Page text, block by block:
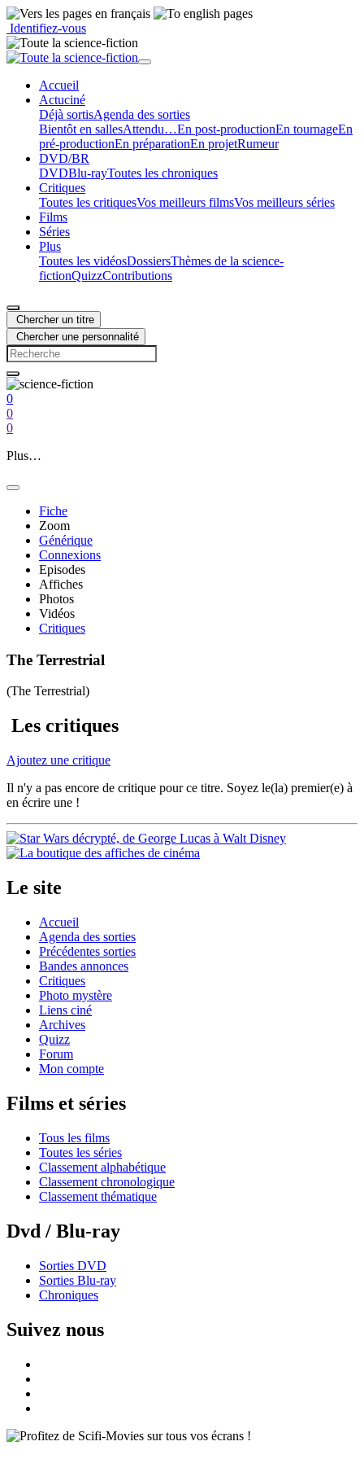
Identifiez-vous
Accueil
Actuciné
Déjà sortisAgenda des sorties
Bientôt en sallesAttendu…En post-productionEn tournageEn
pré-productionEn préparationEn projetRumeur
DVD/BR
DVDBlu-rayToutes les chroniques
Critiques
Toutes les critiquesVos meilleurs filmsVos meilleurs séries
Films
Séries
Plus
Toutes les vidéosDossiersThèmes de la science-
fictionQuizzContributions
Chercher un titre
Chercher une personnalité
0
0
0
Plus…
Fiche
Zoom
Générique
Connexions
Episodes
Affiches
Photos
Vidéos
Critiques
The Terrestrial
(The Terrestrial)
Les critiques
Ajoutez une critique
Il n'y a pas encore de critique pour ce titre. Soyez le(la) premier(e) à
en écrire une !
Le site
Accueil
Agenda des sorties
Précédentes sorties
Bandes annonces
Critiques
Photo mystère
Liens ciné
Archives
Quizz
Forum
Mon compte
Films et séries
Tous les films
Toutes les séries
Classement alphabétique
Classement chronologique
Classement thématique
Dvd / Blu-ray
Sorties DVD
Sorties Blu-ray
Chroniques
Suivez nous